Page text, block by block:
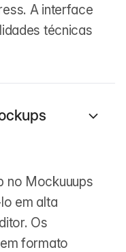
A interface
técnicas
no Mockuuups
em alta
Os
formato